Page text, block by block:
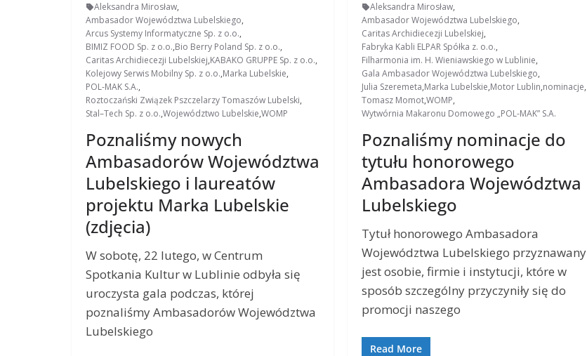
Aleksandra Mirosław,
Ambasador Województwa Lubelskiego,
Arcus Systemy Informatyczne Sp. z o.o.,
BIMIZ FOOD Sp. z o.o.,Bio Berry Poland Sp. z o.o.,
Caritas Archidiecezji Lubelskiej,KABAKO GRUPPE Sp. z o.o.,
Kolejowy Serwis Mobilny Sp. z o.o.,Marka Lubelskie,
POL-MAK S.A.,
Roztoczański Związek Pszczelarzy Tomaszów Lubelski,
Stal–Tech Sp. z o.o.,Województwo Lubelskie,WOMP
Poznaliśmy nowych
Ambasadorów Województwa
Lubelskiego i laureatów
projektu Marka Lubelskie
(zdjęcia)
W sobotę, 22 lutego, w Centrum
Spotkania Kultur w Lublinie odbyła się
uroczysta gala podczas, której
poznaliśmy Ambasadorów Województwa
Lubelskiego
Aleksandra Mirosław,
Ambasador Województwa Lubelskiego,
Caritas Archidiecezji Lubelskiej,
Fabryka Kabli ELPAR Spółka z. o.o.,
Filharmonia im. H. Wieniawskiego w Lublinie,
Gala Ambasador Województwa Lubelskiego,
Julia Szeremeta,Marka Lubelskie,Motor Lublin,nominacje,
Tomasz Momot,WOMP,
Wytwórnia Makaronu Domowego „POL-MAK” S.A.
Poznaliśmy nominacje do
tytułu honorowego
Ambasadora Województwa
Lubelskiego
Tytuł honorowego Ambasadora
Województwa Lubelskiego przyznawany
jest osobie, firmie i instytucji, które w
sposób szczególny przyczyniły się do
promocji naszego
Read More